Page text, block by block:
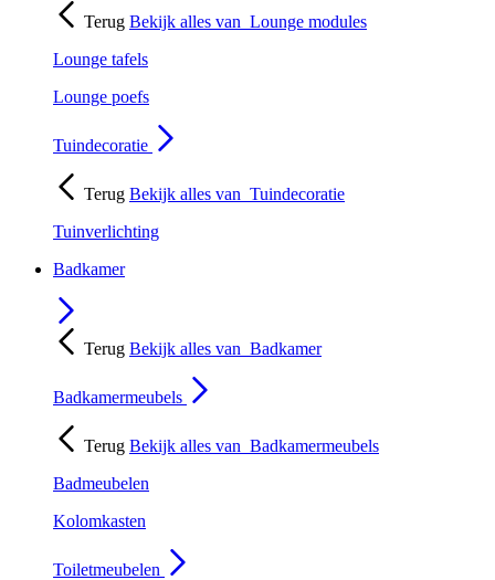
Terug Bekijk alles van Lounge modules
Lounge tafels
Lounge poefs
Tuindecoratie
Terug Bekijk alles van Tuindecoratie
Tuinverlichting
Badkamer
Terug Bekijk alles van Badkamer
Badkamermeubels
Terug Bekijk alles van Badkamermeubels
Badmeubelen
Kolomkasten
Toiletmeubelen